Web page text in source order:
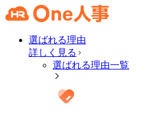
選ばれる理由
詳しく見る
選ばれる理由一覧